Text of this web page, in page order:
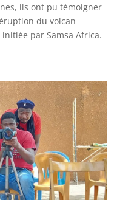
ils ont pu témoigner
du volcan
par Samsa Africa.